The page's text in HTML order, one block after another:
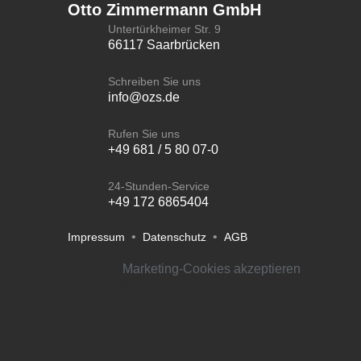
Otto Zimmermann GmbH
Untertürkheimer Str. 9
66117 Saarbrücken
Schreiben Sie uns
info@ozs.de
Rufen Sie uns
+49 681 / 5 80 07-0
24-Stunden-Service
+49 172 6865404
Impressum • Datenschutz • AGB
Marketing-Cookies akzeptieren